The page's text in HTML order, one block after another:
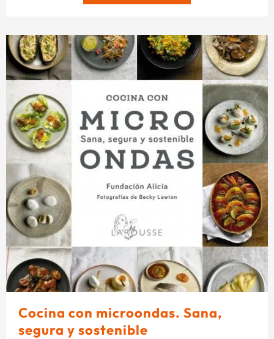
Cocina con microondas. Sana,
segura y sostenible